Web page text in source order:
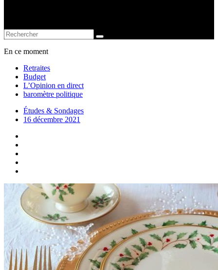
En ce moment
Retraites
Budget
L’Opinion en direct
baromètre politique
Études & Sondages
16 décembre 2021